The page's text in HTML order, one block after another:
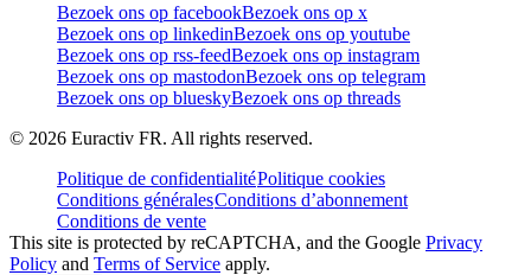
Bezoek ons op facebookBezoek ons op x
Bezoek ons op linkedinBezoek ons op youtube
Bezoek ons op rss-feedBezoek ons op instagram
Bezoek ons op mastodonBezoek ons op telegram
Bezoek ons op blueskyBezoek ons op threads
© 2026 Euractiv FR. All rights reserved.
Politique de confidentialitéPolitique cookies
Conditions généralesConditions d’abonnement
Conditions de vente
This site is protected by reCAPTCHA, and the Google Privacy
Policy and Terms of Service apply.